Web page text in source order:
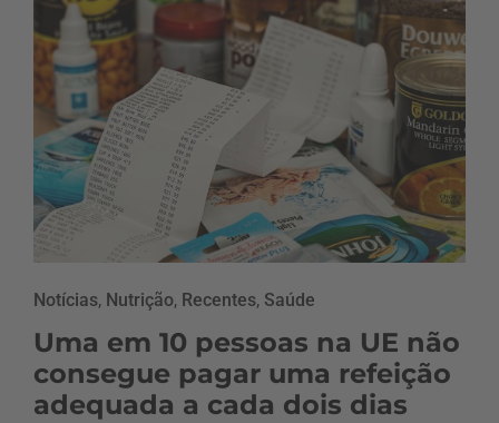
Notícias, Nutrição, Recentes, Saúde
Uma em 10 pessoas na UE não
consegue pagar uma refeição
adequada a cada dois dias